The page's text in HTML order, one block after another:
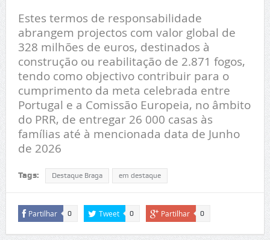
Estes termos de responsabilidade
abrangem projectos com valor global de
328 milhões de euros, destinados à
construção ou reabilitação de 2.871 fogos,
tendo como objectivo contribuir para o
cumprimento da meta celebrada entre
Portugal e a Comissão Europeia, no âmbito
do PRR, de entregar 26 000 casas às
famílias até à mencionada data de Junho
de 2026
Tags: Destaque Braga em destaque
Partilhar 0 Tweet 0 Partilhar 0